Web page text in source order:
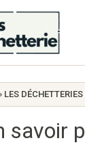
LES
savoir